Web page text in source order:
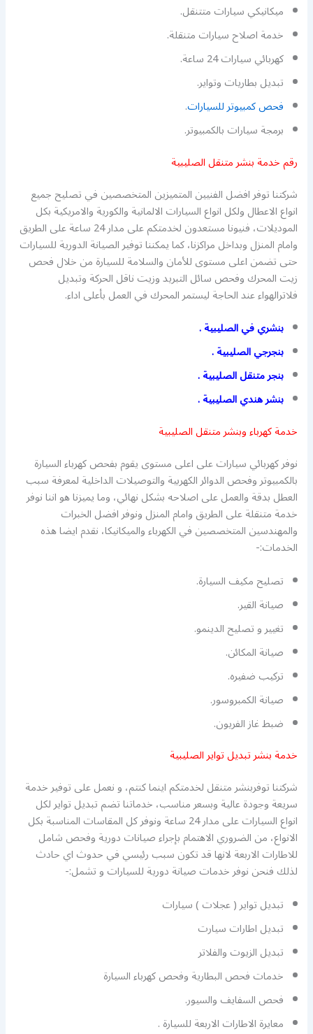
ميكانيكي سيارات متتنقل.
خدمة اصلاح سيارات متنقلة.
كهربائي سيارات 24 ساعة.
تبديل بطاريات وتواير.
فحص كمبيوتر للسيارات.
برمجة سيارات بالكمبيوتر.
رقم خدمة بنشر متنقل الصليبية
شركتنا توفر افضل الفنيين المتميزين المتخصصين في تصليح جميع
انواع الاعطال ولكل انواع السيارات الالمانية والكورية والامريكية بكل
الموديلات، فنيونا مستعدون لخدمتكم على مدار 24 ساعة على الطريق
وامام المنزل وبداخل مراكزنا، كما يمكننا توفير الصيانة الدورية للسيارات
حتى تضمن اعلى مستوى للأمان والسلامة للسيارة من خلال فحص
زيت المحرك وفحص سائل التبريد وزيت ناقل الحركة وتبديل
فلاترالهواء عند الحاجة ليستمر المحرك في العمل بأعلى اداء.
بنشري في الصليبية .
بنجرجي الصليبية .
بنجر متنقل الصليبية .
بنشر هندي الصليبية .
خدمة كهرباء وبنشر متنقل الصليبية
نوفر كهربائي سيارات على اعلى مستوى يقوم بفحص كهرباء السيارة
بالكمبيوتر وفحص الدوائر الكهربية والتوصيلات الداخلية لمعرفة سبب
العطل بدقة والعمل على اصلاحه بشكل نهائي، وما يميزنا هو اننا نوفر
خدمة متنقلة على الطريق وامام المنزل ونوفر افضل الخبرات
والمهندسين المتخصصين في الكهرباء والميكانيكا، نقدم ايضا هذه
الخدمات:-
تصليح مكيف السيارة.
صيانة القير.
تغيير و تصليح الدينمو.
صيانة المكائن.
تركيب ضفيره.
صيانة الكمبروسور.
ضبط غاز الفريون.
خدمة بنشر تبديل تواير الصليبية
شركتنا توفربنشر متنقل لخدمتكم اينما كنتم، و نعمل على توفير خدمة
سريعة وجودة عالية وبسعر مناسب، خدماتنا تضم تبديل تواير لكل
انواع السيارات على مدار 24 ساعة ونوفر كل المقاسات المناسبة بكل
الانواع، من الضروري الاهتمام بإجراء صيانات دورية وفحص شامل
للاطارات الاربعة لانها قد تكون سبب رئيسي في حدوث اي حادث
لذلك فنحن نوفر خدمات صيانة دورية للسيارات و تشمل:-
تبديل تواير ( عجلات ) سيارات
تبديل اطارات سيارت
تبديل الزيوت والفلاتر
خدمات فحص البطارية وفحص كهرباء السيارة
فحص السفايف والسيور.
معايرة الاطارات الاربعة للسيارة .